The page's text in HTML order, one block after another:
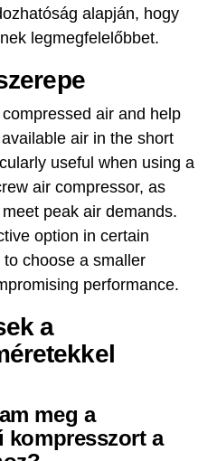
alapján, hogy
legmegfelelőbbet.
air and help
air in the short
useful when using a
air compressor, as
peak air demands.
option in certain
choose a smaller
performance.
a
meg a
kompresszort a